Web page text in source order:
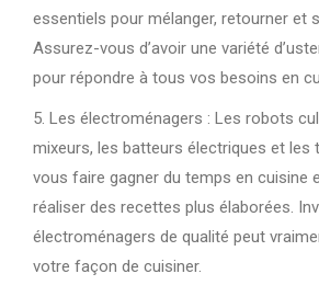
essentiels pour mélanger, retourner et
Assurez-vous d’avoir une variété
pour répondre à tous vos besoins en
5. Les électroménagers : Les robots
mixeurs, les batteurs électriques et les
vous faire gagner du temps en cuisine
réaliser des recettes plus élaborées.
électroménagers de qualité peut
votre façon de cuisiner.